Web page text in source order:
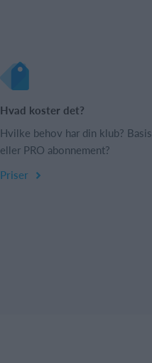
Hvad koster det?
Hvilke behov har din klub? Basis
eller PRO abonnement?
Priser